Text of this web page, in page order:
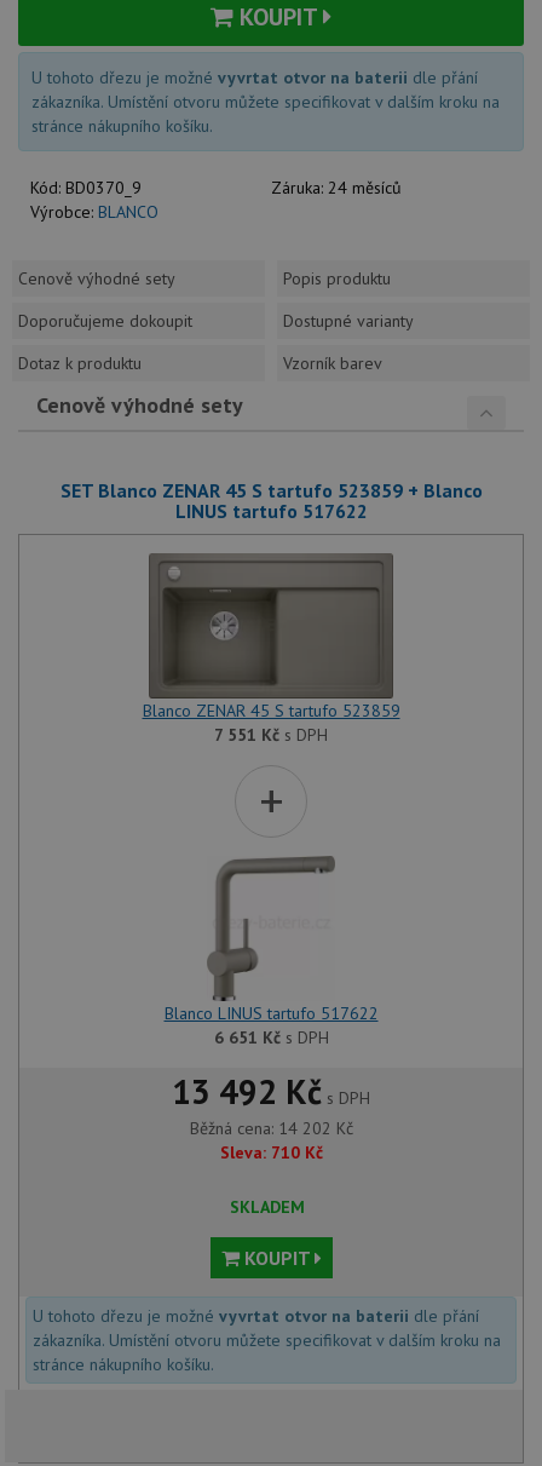
KOUPIT
U tohoto dřezu je možné vyvrtat otvor na baterii dle přání
zákazníka. Umístění otvoru můžete specifikovat v dalším kroku na
stránce nákupního košíku.
Kód: BD0370_9 Záruka: 24 měsíců
Výrobce: BLANCO
Cenově výhodné sety
Popis produktu
Doporučujeme dokoupit
Dostupné varianty
Dotaz k produktu
Vzorník barev
Cenově výhodné sety
SET Blanco ZENAR 45 S tartufo 523859 + Blanco
LINUS tartufo 517622
Blanco ZENAR 45 S tartufo 523859
7 551 Kč s DPH
+
Blanco LINUS tartufo 517622
6 651 Kčs DPH
13 492 Kč s DPH
Běžná cena: 14 202 Kč
Sleva: 710 Kč
SKLADEM
KOUPIT
U tohoto dřezu je možné vyvrtat otvor na baterii dle přání
zákazníka. Umístění otvoru můžete specifikovat v dalším kroku na
stránce nákupního košíku.